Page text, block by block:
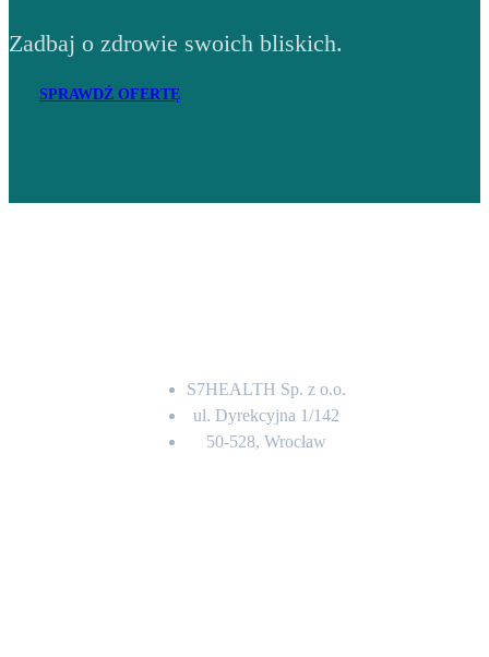
Zadbaj o zdrowie swoich bliskich.
SPRAWDŹ OFERTĘ
S7HEALTH Sp. z o.o.
ul. Dyrekcyjna 1/142
50-528, Wrocław